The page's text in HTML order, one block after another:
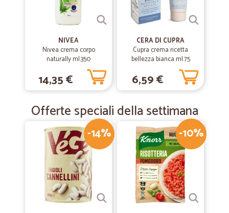
NIVEA
Nivea crema corpo
naturally ml.350
14,35 €
CERA DI CUPRA
Cupra crema ricetta
bellezza bianca ml.75
6,59 €
Offerte speciali della settimana
-14% -10%